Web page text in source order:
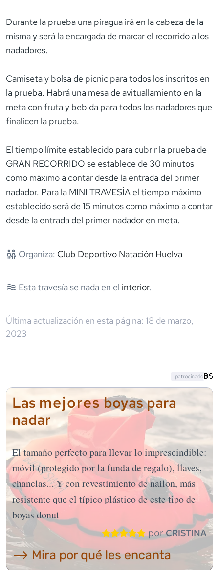
Durante la prueba una piragua irá en la cabeza de la
misma y será la encargada de marcar el recorrido a los
nadadores.
Camiseta y bolsa de picnic para todos los inscritos en
la prueba. Habrá una mesa de avituallamiento en la
meta con fruta y bebida para todos los nadadores que
finalicen la prueba.
El tiempo límite establecido para cubrir la prueba de
GRAN RECORRIDO se establece de 30 minutos
como máximo a contar desde la entrada del primer
nadador. Para la MINI TRAVESÍA el tiempo máximo
establecido será de 15 minutos como máximo a contar
desde la entrada del primer nadador en meta.
Organiza: Club Deportivo Natación Huelva
Esta travesía se nada en el interior.
Última actualización en esta página: 18 de marzo,
2023
Las mejoresboyas para
nadar
El tamaño perfecto para llevar lo imprescindible:
móvil (protegido por la funda de regalo), llaves,
chanclas... Y con revestimiento de nailon, más
resistente que el típico plástico de este tipo de
boyas donut
porCRISTINA
⟶ Mira por qué les encanta
patrocinado